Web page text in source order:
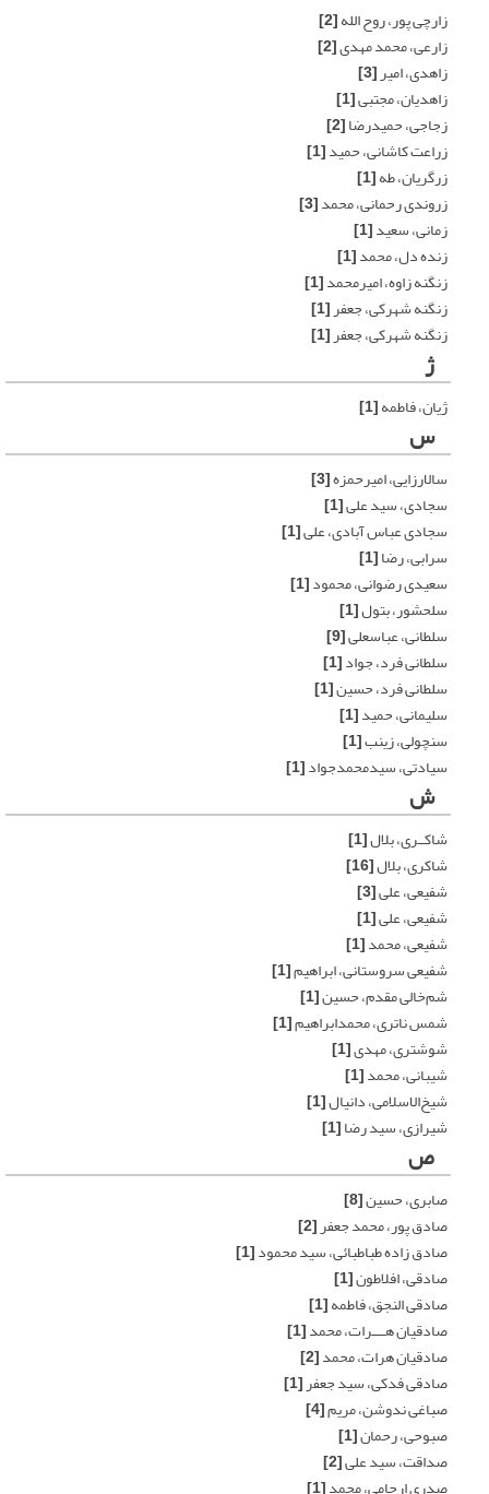
زارچی پور، روح الله[2]
زارعی، محمد مهدی[2]
زاهدی، امیر[3]
زاهدیان، مجتبی[1]
زجاجی، حمیدرضا[2]
زراعت کاشانی، حمید[1]
زرگریان، طه[1]
زروندی رحمانی، محمد[3]
زمانی، سعید[1]
زنده دل، محمد[1]
زنگنه زاوه، امیرمحمد[1]
زنگنه شهرکی، جعفر[1]
زنگنه شهرکی، جعفر[1]
ژ
ژیان، فاطمه[1]
س
سالارزایی، امیرحمزه[3]
سجادی، سید علی[1]
سجادی عباس آبادی، علی[1]
سرابی، رضا[1]
سعیدی رضوانی، محمود[1]
سلحشور، بتول[1]
سلطانی، عباسعلی[9]
سلطانی فرد، جواد[1]
سلطانی فرد، حسین[1]
سلیمانی، حمید[1]
سنچولی، زینب[1]
سیادتی، سیدمحمدجواد[1]
ش
شاکــری، بلال[1]
شاکری، بلال[16]
شفیعی، علی[3]
شفیعی، علی[1]
شفیعی، محمد[1]
شفیعی سروستانی، ابراهیم[1]
شم‌خالی مقدم، حسین[1]
شمس ناتری، محمدابراهیم[1]
شوشتری، مهدی[1]
شیبانی، محمد[1]
شیخ‌الاسلامی، دانیال[1]
شیرازی، سید رضا[1]
ص
صابری، حسین[8]
صادق پور، محمد جعفر[2]
صادق زاده طباطبائی، سید محمود[1]
صادقی، افلاطون[1]
صادقی النجق، فاطمه[1]
صادقیان هــــرات، محمد[1]
صادقیان هرات، محمد[2]
صادقی فدکی، سید جعفر[1]
صباغی ندوشن، مریم[4]
صبوحی، رحمان[1]
صداقت، سید علی[2]
صدری ارحامی، محمد[1]